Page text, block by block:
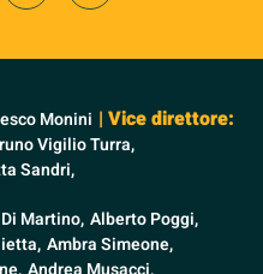
Monini | Vice direttore:
Vigilio Turra,
Sandri,
Martino, Alberto Poggi,
Ambra Simeone,